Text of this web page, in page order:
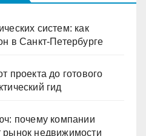
систем: как
в Санкт-Петербурге
проекта до готового
гид
почему компании
рынок недвижимости